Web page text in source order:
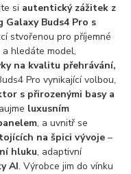
si autentický zážitek z
Galaxy Buds4 Pro s
stvořenou pro příjemné
hledáte model,
na kvalitu přehrávání,
Pro vynikající volbou,
s přirozenými basy a
luxusním
, a uvnitř se
na špici vývoje –
hluku, adaptivní
AI. Výrobce jim do vínku